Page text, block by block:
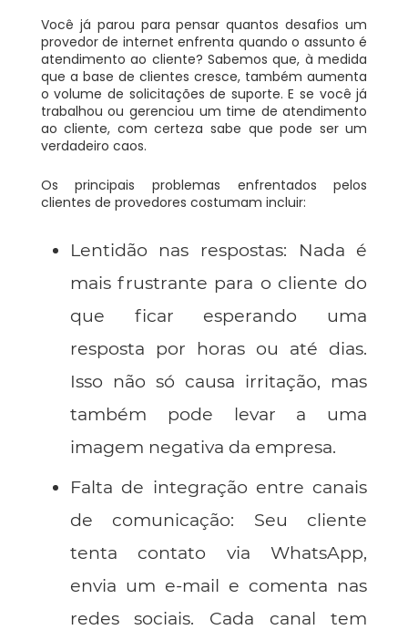
Você já parou para pensar quantos desafios um
provedor de internet enfrenta quando o assunto é
atendimento ao cliente? Sabemos que, à medida
que a base de clientes cresce, também aumenta
o volume de solicitações de suporte. E se você já
trabalhou ou gerenciou um time de atendimento
ao cliente, com certeza sabe que pode ser um
verdadeiro caos.
Os principais problemas enfrentados pelos
clientes de provedores costumam incluir:
Lentidão nas respostas: Nada é
mais frustrante para o cliente do
que ficar esperando uma
resposta por horas ou até dias.
Isso não só causa irritação, mas
também pode levar a uma
imagem negativa da empresa.
Falta de integração entre canais
de comunicação: Seu cliente
tenta contato via WhatsApp,
envia um e-mail e comenta nas
redes sociais. Cada canal tem